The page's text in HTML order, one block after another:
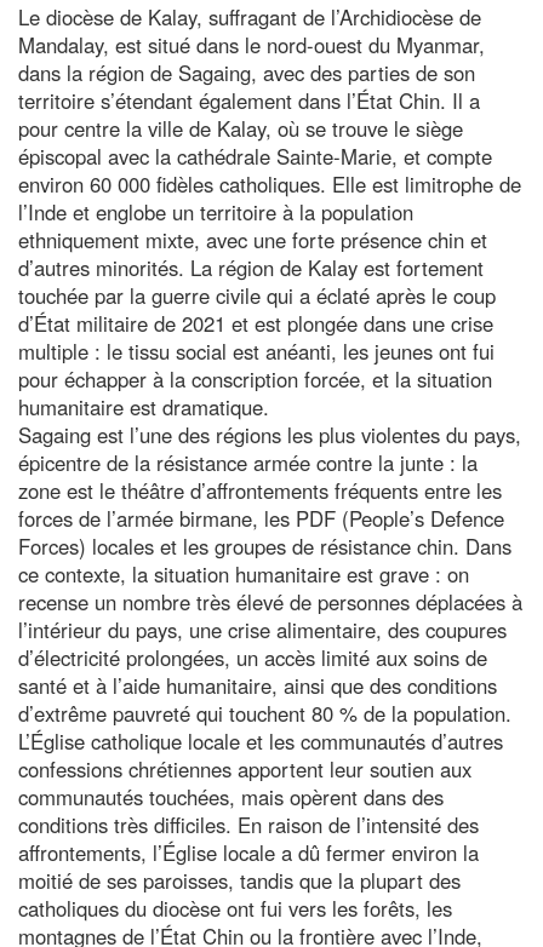
Le diocèse de Kalay, suffragant de l’Archidiocèse de
Mandalay, est situé dans le nord-ouest du Myanmar,
dans la région de Sagaing, avec des parties de son
territoire s’étendant également dans l’État Chin. Il a
pour centre la ville de Kalay, où se trouve le siège
épiscopal avec la cathédrale Sainte-Marie, et compte
environ 60 000 fidèles catholiques. Elle est limitrophe de
l’Inde et englobe un territoire à la population
ethniquement mixte, avec une forte présence chin et
d’autres minorités. La région de Kalay est fortement
touchée par la guerre civile qui a éclaté après le coup
d’État militaire de 2021 et est plongée dans une crise
multiple : le tissu social est anéanti, les jeunes ont fui
pour échapper à la conscription forcée, et la situation
humanitaire est dramatique.
Sagaing est l’une des régions les plus violentes du pays,
épicentre de la résistance armée contre la junte : la
zone est le théâtre d’affrontements fréquents entre les
forces de l’armée birmane, les PDF (People’s Defence
Forces) locales et les groupes de résistance chin. Dans
ce contexte, la situation humanitaire est grave : on
recense un nombre très élevé de personnes déplacées à
l’intérieur du pays, une crise alimentaire, des coupures
d’électricité prolongées, un accès limité aux soins de
santé et à l’aide humanitaire, ainsi que des conditions
d’extrême pauvreté qui touchent 80 % de la population.
L’Église catholique locale et les communautés d’autres
confessions chrétiennes apportent leur soutien aux
communautés touchées, mais opèrent dans des
conditions très difficiles. En raison de l’intensité des
affrontements, l’Église locale a dû fermer environ la
moitié de ses paroisses, tandis que la plupart des
catholiques du diocèse ont fui vers les forêts, les
montagnes de l’État Chin ou la frontière avec l’Inde,